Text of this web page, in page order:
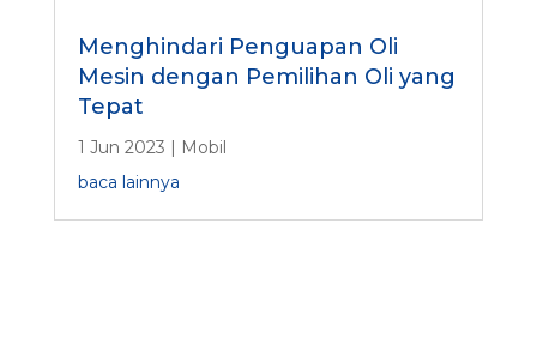
Menghindari Penguapan Oli
Mesin dengan Pemilihan Oli yang
Tepat
1 Jun 2023 | Mobil
baca lainnya